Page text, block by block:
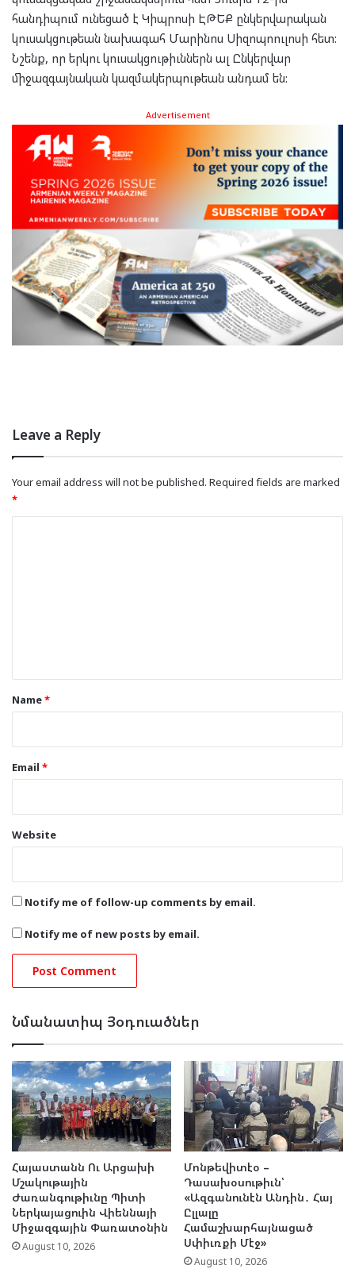
հանդիպում ունեցած է Կիպրոսի ԷԹԵՔ ընկերվարական
կուսակցութեան նախագահ Մարինոս Սիզոպոուլոսի հետ:
Նշենք, որ երկու կուսակցութիւններն ալ Ընկերվար
միջազգայնական կազմակերպութեան անդամ են:
Advertisement
Leave a Reply
Your email address will not be published. Required fields are marked
*
*Name*
Email *
Website
Notify me of follow-up comments by email.
Notify me of new posts by email.
Նմանատիպ Յօդուածներ
Հայաստանն Ու Արցախի
Մշակութային
Ժառանգութիւնը Պիտի
Ներկայացուին Վիեննայի
Միջազգային Փառատօնին
August 10, 2026
Մոնթեվիտէօ –
Դասախօսութիւն՝
«Ազգանունէն Անդին․ Հայ
Ըլլալը
Համաշխարհայնացած
Սփիւռքի Մէջ»
August 10, 2026